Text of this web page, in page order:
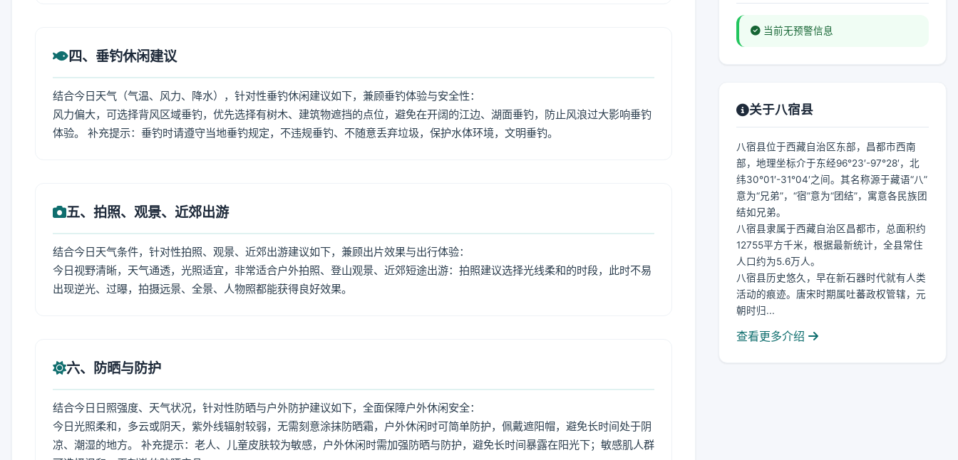
四、垂钓休闲建议
结合今日天气（气温、风力、降水），针对性垂钓休闲建议如下，兼顾垂钓体验与安全性：
风力偏大，可选择背风区域垂钓，优先选择有树木、建筑物遮挡的点位，避免在开阔的江边、湖面垂钓，防止风浪过大影响垂钓
体验。 补充提示：垂钓时请遵守当地垂钓规定，不违规垂钓、不随意丢弃垃圾，保护水体环境，文明垂钓。
五、拍照、观景、近郊出游
结合今日天气条件，针对性拍照、观景、近郊出游建议如下，兼顾出片效果与出行体验：
今日视野清晰，天气通透，光照适宜，非常适合户外拍照、登山观景、近郊短途出游：拍照建议选择光线柔和的时段，此时不易
出现逆光、过曝，拍摄远景、全景、人物照都能获得良好效果。
六、防晒与防护
结合今日日照强度、天气状况，针对性防晒与户外防护建议如下，全面保障户外休闲安全：
今日光照柔和，多云或阴天，紫外线辐射较弱，无需刻意涂抹防晒霜，户外休闲时可简单防护，佩戴遮阳帽，避免长时间处于阴
凉、潮湿的地方。 补充提示：老人、儿童皮肤较为敏感，户外休闲时需加强防晒与防护，避免长时间暴露在阳光下；敏感肌人群
当前无预警信息
关于八宿县
八宿县位于西藏自治区东部，昌都市西南
部，地理坐标介于东经96°23′-97°28′，北
纬30°01′-31°04′之间。其名称源于藏语“八”
意为“兄弟”，“宿”意为“团结”，寓意各民族团
结如兄弟。
八宿县隶属于西藏自治区昌都市，总面积约
12755平方千米，根据最新统计，全县常住
人口约为5.6万人。
八宿县历史悠久，早在新石器时代就有人类
活动的痕迹。唐宋时期属吐蕃政权管辖，元
朝时归...
查看更多介绍